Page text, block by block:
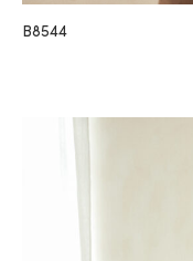
B8544